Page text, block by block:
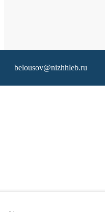
belousov@nizhhleb.ru